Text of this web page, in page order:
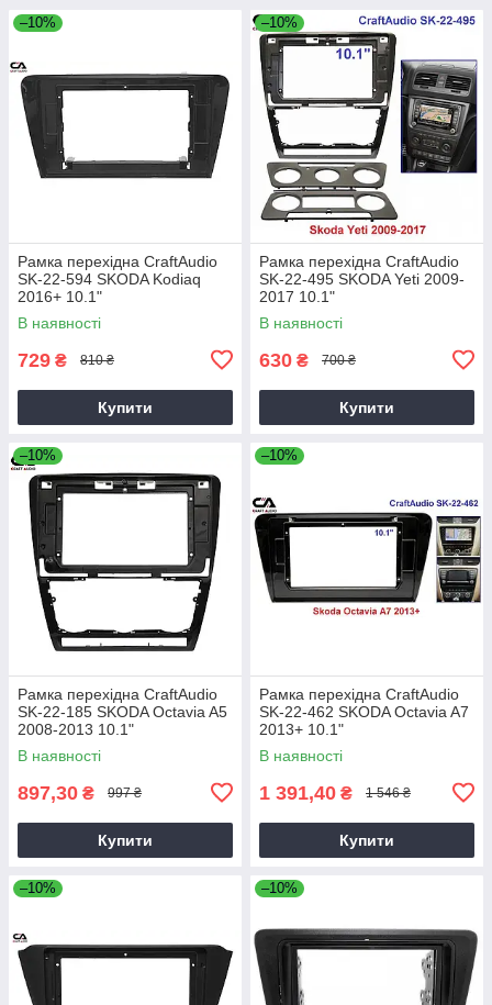
–10%
Рамка перехідна CraftAudio
SK-22-594 SKODA Kodiaq
2016+ 10.1"
В наявності
729 ₴ 810 ₴
Купити
–10%
Рамка перехідна CraftAudio
SK-22-495 SKODA Yeti 2009-
2017 10.1"
В наявності
630 ₴ 700 ₴
Купити
–10%
Рамка перехідна CraftAudio
SK-22-185 SKODA Octavia A5
2008-2013 10.1"
В наявності
897,30 ₴ 997 ₴
Купити
–10%
Рамка перехідна CraftAudio
SK-22-462 SKODA Octavia A7
2013+ 10.1"
В наявності
1 391,40 ₴ 1 546 ₴
Купити
–10% –10%